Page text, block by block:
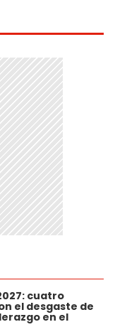
cuatro
el desgaste de
en el